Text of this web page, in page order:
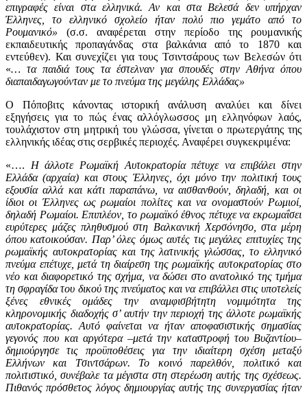
επιγραφές είναι στα ελληνικά. Αν και στα Bελεσά δεν υπήρχαν
Έλληνες, το ελληνικό σχολείο ήταν πολύ πιο γεμάτο από το
Pουμανικό» (σ.σ. αναφέρεται στην περίοδο της ρουμανικής
εκπαιδευτικής προπαγάνδας στα βαλκάνια από το 1870 και
εντεύθεν). Και συνεχίζει για τους Τσιντσάρους των Βελεσών ότι
«… τα παιδιά τους τα έστελναν για σπουδές στην Aθήνα όπου
διαπαιδαγωγούνταν με το πνεύμα της μεγάλης Eλλάδας»
Ο Πόποβιτς κάνοντας ιστορική ανάλυση αναλύει και δίνει
εξηγήσεις για το πώς ένας αλλόγλωσσος μη ελληνόφων λαός,
τουλάχιστον στη μητρική του γλώσσα, γίνεται ο πρωτεργάτης της
ελληνικής ιδέας στις σερβικές περιοχές. Αναφέρει συγκεκριμένα:
«…. H άλλοτε Ρωμαϊκή Αυτοκρατορία πέτυχε να επιβάλει στην
Ελλάδα (αρχαία) και στους Έλληνες, όχι μόνο την πολιτική τους
εξουσία αλλάκαι κάτι παραπάνω, να αισθανθούν, δηλαδή, και οι
ίδιοι οι Έλληνες ως ρωμαίοι πολίτες και να ονομαστούν Ρωμιοί,
δηλαδή Ρωμαίοι. Επιπλέον, το ρωμαϊκό έθνος πέτυχε να εκρωμαΐσει
ευρύτερες μάζες πληθυσμού στη Bαλκανική Xερσόνησο, στα μέρη
όπου κατοικούσαν. Παρ’ όλες όμως αυτές τις μεγάλες επιτυχίες της
ρωμαϊκής αυτοκρατορίας και της λατινικής γλώσσας, το ελληνικό
πνεύμα επέτυχε, μετά τη διαίρεση της ρωμαϊκής αυτοκρατορίας στο
νέο και διαφορετικό της σχήμα, να δώσει στο ανατολικό της τμήμα
τη σφραγίδα του δικού της πνεύματος και να επιβάλλει στις υποτελείς
ξένες εθνικές ομάδες την αναμφισβήτητη νομιμότητα της
κληρονομικής διαδοχής σ’ αυτήν την περιοχή της άλλοτε ρωμαϊκής
αυτοκρατορίας. Αυτό φαίνεται να ήταν αποφασιστικής σημασίας
γεγονός που και αργότερα –μετά την καταστροφή του Βυζαντίου–
δημιούργησε τις προϋποθέσεις για την ιδιαίτερη σχέση μεταξύ
Eλλήνων και Tσιντσάρων. Το κοινό παρελθόν, πολιτικό και
πολιτιστικό, συνέβαλε τα μέγιστα στη στερέωση αυτής της σχέσεως.
Πιθανός πρόσθετος λόγος δημιουργίας αυτής της συνεργασίας ήταν